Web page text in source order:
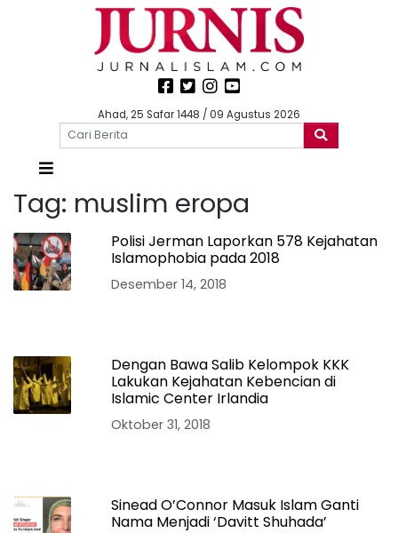
Ahad, 25 Safar 1448 / 09 Agustus 2026
Tag: muslim eropa
Polisi Jerman Laporkan 578 Kejahatan
Islamophobia pada 2018
Desember 14, 2018
Dengan Bawa Salib Kelompok KKK
Lakukan Kejahatan Kebencian di
Islamic Center Irlandia
Oktober 31, 2018
Sinead O’Connor Masuk Islam Ganti
Nama Menjadi ‘Davitt Shuhada’